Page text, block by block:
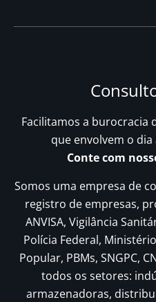
Facilitamos a burocracia
que envolvem o
Conte com
Somos uma empresa de
registro de empresas,
ANVISA, Vigilância
Polícia Federal,
Popular, PBMs, SNGPC,
todos os setores:
armazenadoras,